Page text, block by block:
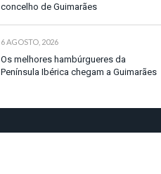
concelho de Guimarães
6 AGOSTO, 2026
Os melhores hambúrgueres da
Península Ibérica chegam a Guimarães